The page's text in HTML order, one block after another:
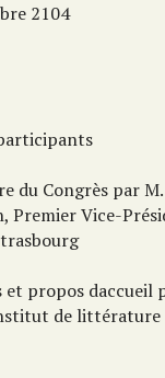
2104
du Congrès par
Premier Vice-
propos daccueil
de littérature